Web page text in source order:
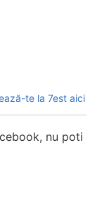
te la 7est aici
nu poti